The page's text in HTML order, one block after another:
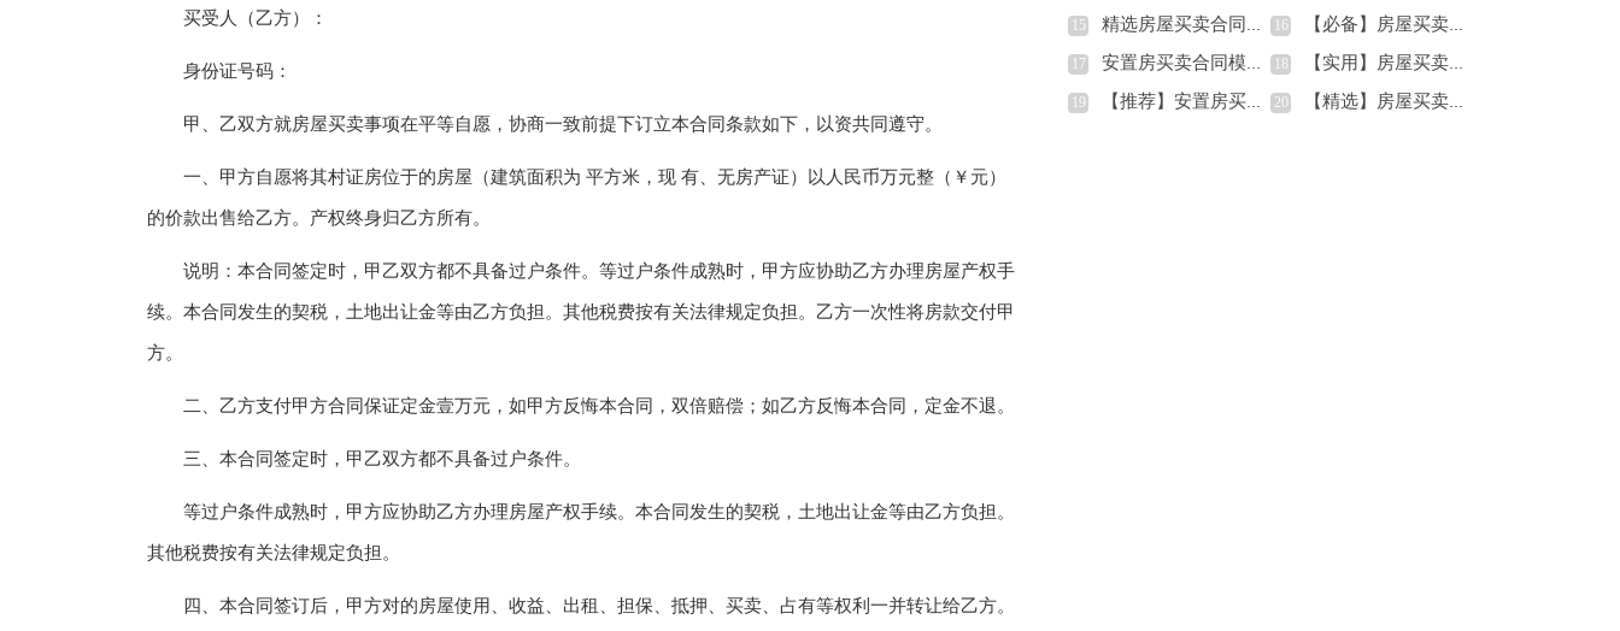
买受人（乙方）：
身份证号码：
甲、乙双方就房屋买卖事项在平等自愿，协商一致前提下订立本合同条款如下，以资共同遵守。
一、甲方自愿将其村证房位于的房屋（建筑面积为 平方米，现 有、无房产证）以人民币万元整（￥元）
的价款出售给乙方。产权终身归乙方所有。
说明：本合同签定时，甲乙双方都不具备过户条件。等过户条件成熟时，甲方应协助乙方办理房屋产权手
续。本合同发生的契税，土地出让金等由乙方负担。其他税费按有关法律规定负担。乙方一次性将房款交付甲
方。
二、乙方支付甲方合同保证定金壹万元，如甲方反悔本合同，双倍赔偿；如乙方反悔本合同，定金不退。
三、本合同签定时，甲乙双方都不具备过户条件。
等过户条件成熟时，甲方应协助乙方办理房屋产权手续。本合同发生的契税，土地出让金等由乙方负担。
其他税费按有关法律规定负担。
四、本合同签订后，甲方对的房屋使用、收益、出租、担保、抵押、买卖、占有等权利一并转让给乙方。
15 精选房屋买卖合同集合十篇 16 【必备】房屋买卖合同范文集合6篇
17 安置房买卖合同模板锦集八篇 18 【实用】房屋买卖合同范文合集7篇
19 【推荐】安置房买卖合同四篇 20 【精选】房屋买卖合同三篇